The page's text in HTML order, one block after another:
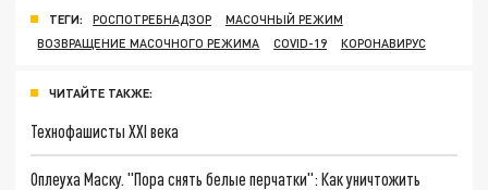
ТЕГИ: РОСПОТРЕБНАДЗОР
МАСОЧНЫЙ РЕЖИМ
ВОЗВРАЩЕНИЕ МАСОЧНОГО РЕЖИМА
COVID-19 КОРОНАВИРУС
ЧИТАЙТЕ ТАКЖЕ:
Технофашисты XXI века
Оплеуха Маску. "Пора снять белые перчатки": Как уничтожить